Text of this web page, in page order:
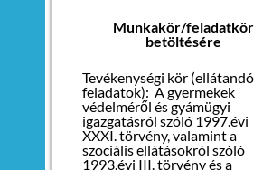
Munkakör/feladatkör
betöltésére
Tevékenységi kör (ellátandó
feladatok): A gyermekek
védelméről és gyámügyi
igazgatásról szóló 1997.évi
XXXI. törvény, valamint a
szociális ellátásokról szóló
1993.évi III. törvény és a